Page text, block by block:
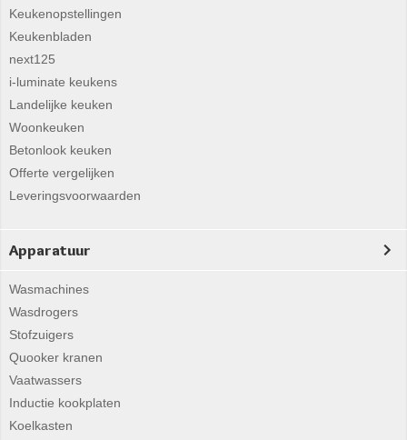
Keukenopstellingen
Keukenbladen
next125
i-luminate keukens
Landelijke keuken
Woonkeuken
Betonlook keuken
Offerte vergelijken
Leveringsvoorwaarden
Apparatuur
Wasmachines
Wasdrogers
Stofzuigers
Quooker kranen
Vaatwassers
Inductie kookplaten
Koelkasten